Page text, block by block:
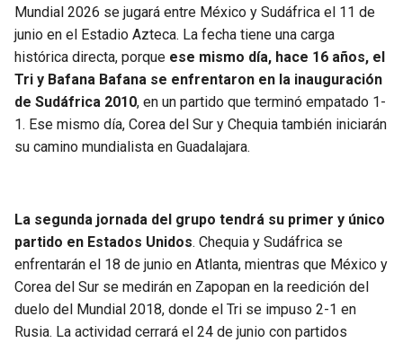
Mundial 2026 se jugará entre México y Sudáfrica el 11 de
junio en el Estadio Azteca. La fecha tiene una carga
histórica directa, porque ese mismo día, hace 16 años, el
Tri y Bafana Bafana se enfrentaron en la inauguración
de Sudáfrica 2010, en un partido que terminó empatado 1-
1. Ese mismo día, Corea del Sur y Chequia también iniciarán
su camino mundialista en Guadalajara.
La segunda jornada del grupo tendrá su primer y único
partido en Estados Unidos. Chequia y Sudáfrica se
enfrentarán el 18 de junio en Atlanta, mientras que México y
Corea del Sur se medirán en Zapopan en la reedición del
duelo del Mundial 2018, donde el Tri se impuso 2-1 en
Rusia. La actividad cerrará el 24 de junio con partidos